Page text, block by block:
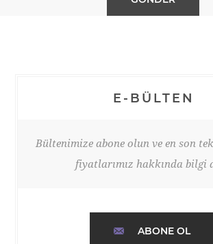
E-BÜLTEN
Bültenimize abone olun ve en son
fiyatlarımız hakkında bilgi
ABONE OL